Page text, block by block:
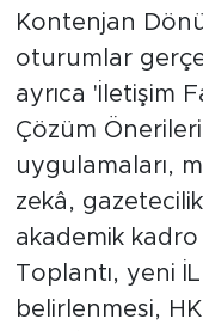
Kontenjan
oturumlar
ayrıca 'İletişim
Çözüm
uygulamaları,
zekâ,
akademik kadro
Toplantı, yeni
belirlenmesi,